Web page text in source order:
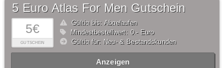
5€
GUTSCHEIN
5 Euro Atlas For Men Gutschein
Gültig bis: Abgelaufen
Mindestbestellwert: 0,- Euro
Gültig für: Neu- & Bestandskunden
Anzeigen